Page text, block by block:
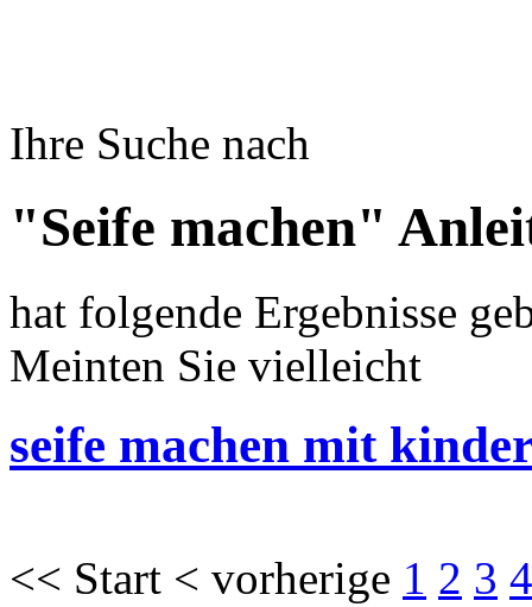
Ihre Suche nach
"Seife machen"
hat folgende Ergebnisse
Meinten Sie vielleicht
seife machen mit
<< Start < vorherige 1 2 3 4